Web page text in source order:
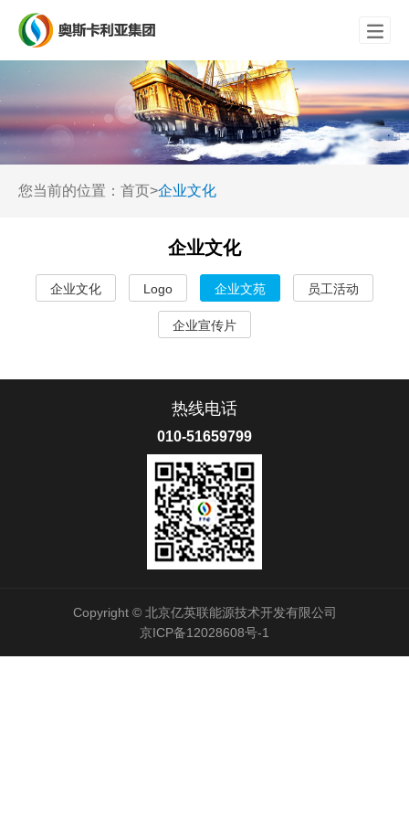

您当前的位置： 首页>企业文化
企业文化
企业文化 Logo 企业文苑 员工活动
企业宣传片
热线电话
010-51659799
Copyright © 北京亿英联能源技术开发有限公司
京ICP备12028608号-1